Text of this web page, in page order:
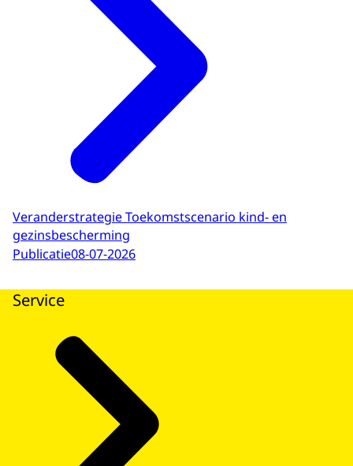
Veranderstrategie Toekomstscenario kind- en
gezinsbescherming
Publicatie08-07-2026
Service